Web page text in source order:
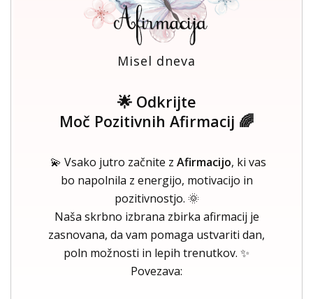
Misel dneva
🌟 Odkrijte
Moč Pozitivnih Afirmacij 🌈
💫 Vsako jutro začnite z Afirmacijo, ki vas
bo napolnila z energijo, motivacijo in
pozitivnostjo. 🌞
Naša skrbno izbrana zbirka afirmacij je
zasnovana, da vam pomaga ustvariti dan,
poln možnosti in lepih trenutkov. ✨
Povezava: